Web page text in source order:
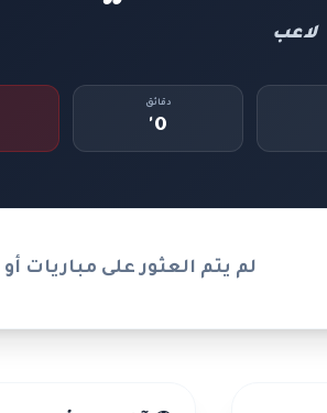
لاعب
دقائق
0'
لم يتم العثور على مباريات